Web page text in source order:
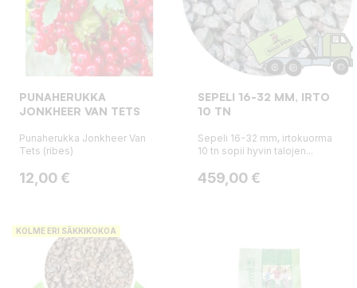
PUNAHERUKKA
JONKHEER VAN TETS
Punaherukka Jonkheer Van
Tets (ribes)
Hinta
12,00 €
SEPELI 16-32 MM, IRTO
10 TN
Sepeli 16-32 mm, irtokuorma
10 tn sopii hyvin talojen...
Hinta
459,00 €
KOLME ERI SÄKKIKOKOA